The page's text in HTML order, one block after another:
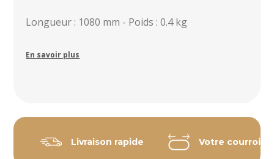
Longueur : 1080 mm - Poids : 0.4 kg
En savoir plus
Livraison rapide Votre courroie